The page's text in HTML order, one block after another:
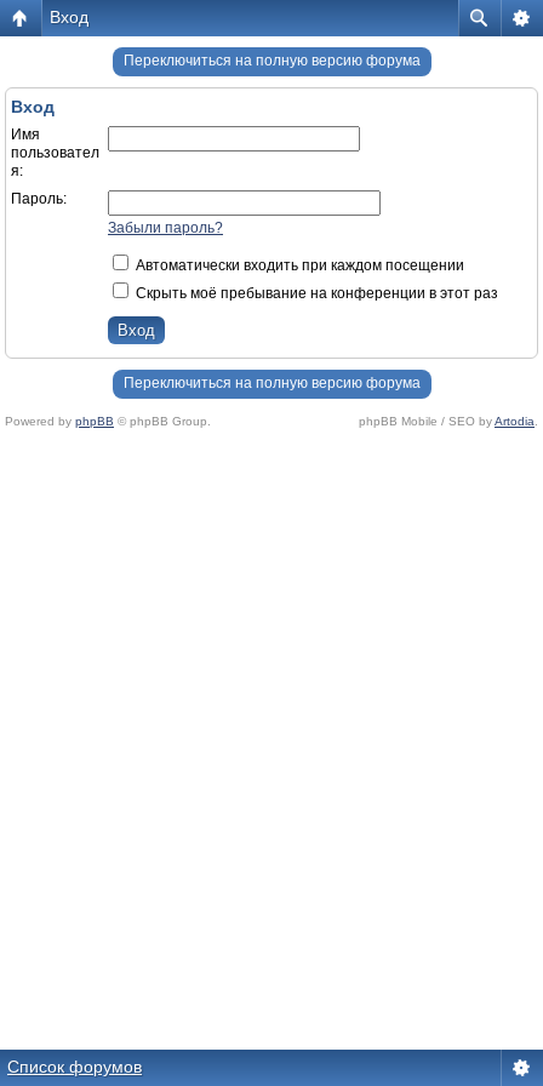
Вход
Переключиться на полную версию форума
Вход
Имя
пользовател
я:
Пароль:
Забыли пароль?
Автоматически входить при каждом посещении
Скрыть моё пребывание на конференции в этот раз
Переключиться на полную версию форума
Powered by phpBB © phpBB Group. phpBB Mobile / SEO byArtodia
Список форумов